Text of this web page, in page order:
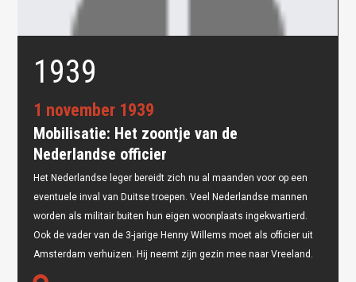
Oops! Something went
wrong.
This page didn't load Google Maps correctly. See the
JavaScript console for technical details.
1939
1 november 1939
Mobilisatie: Het zoontje van de
Nederlandse officier
Het Nederlandse leger bereidt zich nu al maanden voor op een
eventuele inval van Duitse troepen. Veel Nederlandse mannen
worden als militair buiten hun eigen woonplaats ingekwartierd.
Ook de vader van de 3-jarige Henny Willems moet als officier uit
Amsterdam verhuizen. Hij neemt zijn gezin mee naar Vreeland.